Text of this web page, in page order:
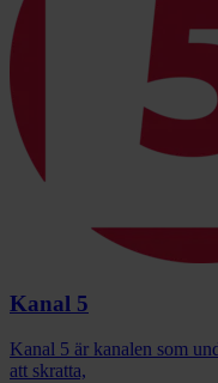
Kanal 5
Kanal 5 är kanalen som
att skratta,